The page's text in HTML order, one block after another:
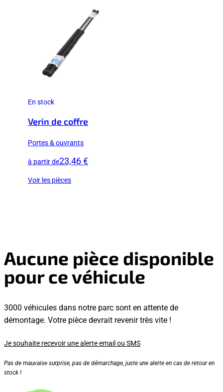
En stock
Verin de coffre
Portes & ouvrants
à partir de23,46 €
Voir les pièces
Aucune pièce disponible
pour ce véhicule
3000 véhicules dans notre parc sont en attente de
démontage. Votre pièce devrait revenir très vite !
Je souhaite recevoir une alerte email ou SMS
Pas de mauvaise surprise, pas de démarchage, juste une alerte en cas de retour en
stock !